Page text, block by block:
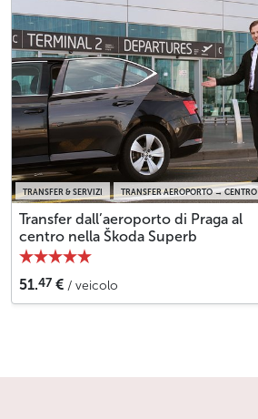
TRANSFER & SERVIZI TRANSFER AEROPORTO → CENTRO
Transfer dall’aeroporto di Praga al
centro nella Škoda Superb
51.47 € / veicolo